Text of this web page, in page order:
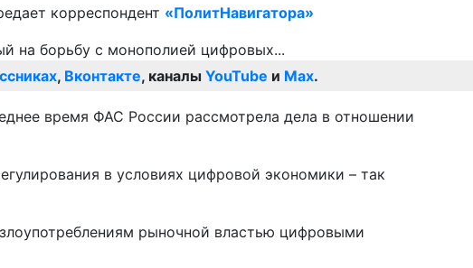
корреспондент «ПолитНавигатора»
, Вконтакте, каналы YouTube и Max.
время ФАС России рассмотрела дела в отношении
в условиях цифровой экономики – так
рыночной властью цифровыми